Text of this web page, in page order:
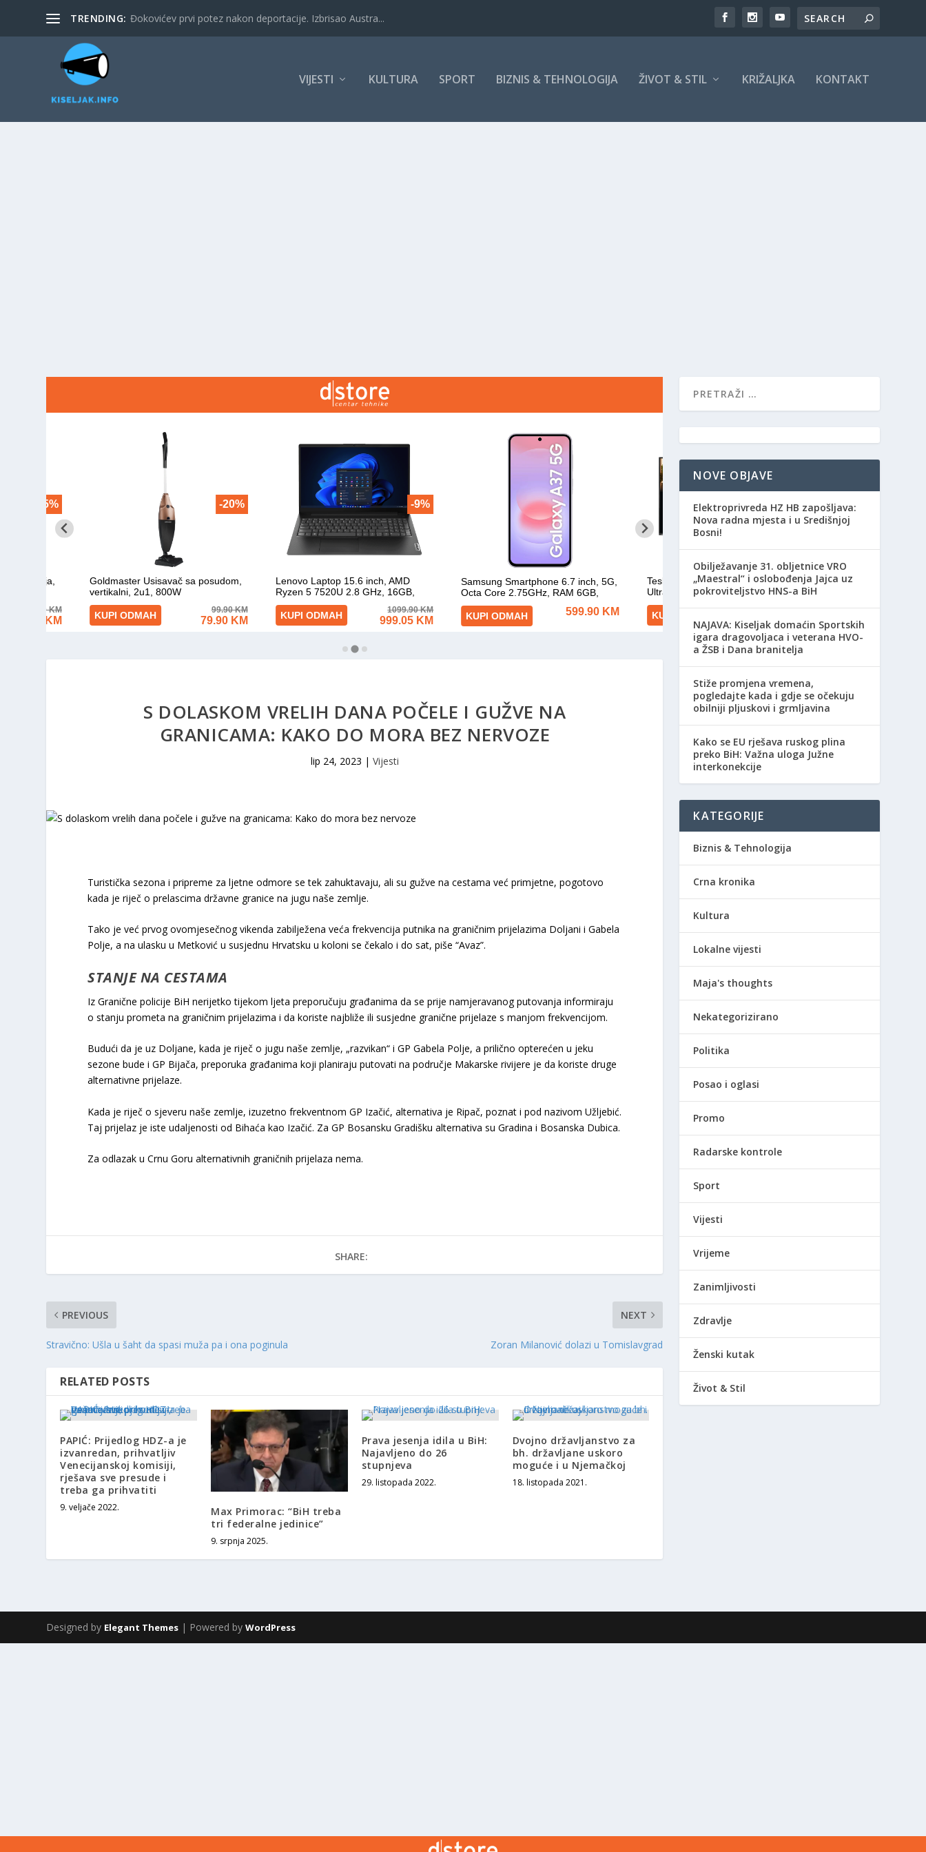
TRENDING: Đokovićev prvi potez nakon deportacije. Izbrisao Austra...
VIJESTI KULTURA SPORT BIZNIS & TEHNOLOGIJA ŽIVOT & STIL KRIŽALJKA KONTAKT
S DOLASKOM VRELIH DANA POČELE I GUŽVE NA
GRANICAMA: KAKO DO MORA BEZ NERVOZE
lip 24, 2023 | Vijesti
Turistička sezona i pripreme za ljetne odmore se tek zahuktavaju, ali su gužve na cestama već primjetne, pogotovo
kada je riječ o prelascima državne granice na jugu naše zemlje.
Tako je već prvog ovomjesečnog vikenda zabilježena veća frekvencija putnika na graničnim prijelazima Doljani i Gabela
Polje, a na ulasku u Metković u susjednu Hrvatsku u koloni se čekalo i do sat, piše “Avaz”.
STANJE NA CESTAMA
Iz Granične policije BiH nerijetko tijekom ljeta preporučuju građanima da se prije namjeravanog putovanja informiraju
o stanju prometa na graničnim prijelazima i da koriste najbliže ili susjedne granične prijelaze s manjom frekvencijom.
Budući da je uz Doljane, kada je riječ o jugu naše zemlje, „razvikan“ i GP Gabela Polje, a prilično opterećen u jeku
sezone bude i GP Bijača, preporuka građanima koji planiraju putovati na područje Makarske rivijere je da koriste druge
alternativne prijelaze.
Kada je riječ o sjeveru naše zemlje, izuzetno frekventnom GP Izačić, alternativa je Ripač, poznat i pod nazivom Užljebić.
Taj prijelaz je iste udaljenosti od Bihaća kao Izačić. Za GP Bosansku Gradišku alternativa su Gradina i Bosanska Dubica.
Za odlazak u Crnu Goru alternativnih graničnih prijelaza nema.
SHARE:
PREVIOUS
Stravično: Ušla u šaht da spasi muža pa i ona poginula
NEXT
Zoran Milanović dolazi u Tomislavgrad
RELATED POSTS
PAPIĆ: Prijedlog HDZ-a je
izvanredan, prihvatljiv
Venecijanskoj komisiji,
rješava sve presude i
treba ga prihvatiti
9. veljače 2022.
Max Primorac: “BiH treba
tri federalne jedinice”
9. srpnja 2025.
Prava jesenja idila u BiH:
Najavljeno do 26
stupnjeva
29. listopada 2022.
Dvojno državljanstvo za
bh. državljane uskoro
moguće i u Njemačkoj
18. listopada 2021.
NOVE OBJAVE
Elektroprivreda HZ HB zapošljava:
Nova radna mjesta i u Središnjoj
Bosni!
Obilježavanje 31. obljetnice VRO
„Maestral“ i oslobođenja Jajca uz
pokroviteljstvo HNS-a BiH
NAJAVA: Kiseljak domaćin Sportskih
igara dragovoljaca i veterana HVO-
a ŽSB i Dana branitelja
Stiže promjena vremena,
pogledajte kada i gdje se očekuju
obilniji pljuskovi i grmljavina
Kako se EU rješava ruskog plina
preko BiH: Važna uloga Južne
interkonekcije
KATEGORIJE
Biznis & Tehnologija
Crna kronika
Kultura
Lokalne vijesti
Maja's thoughts
Nekategorizirano
Politika
Posao i oglasi
Promo
Radarske kontrole
Sport
Vijesti
Vrijeme
Zanimljivosti
Zdravlje
Ženski kutak
Život & Stil
Designed by Elegant Themes | Powered byWordPress